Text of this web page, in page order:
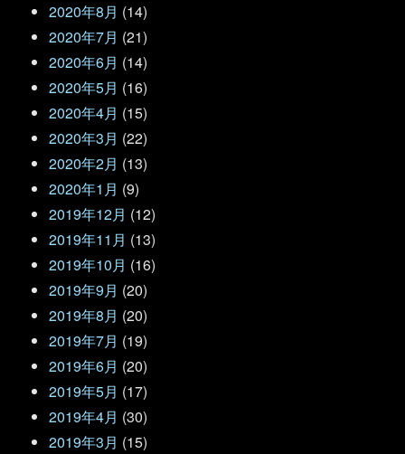
2020年8月 (14)
2020年7月 (21)
2020年6月 (14)
2020年5月 (16)
2020年4月 (15)
2020年3月 (22)
2020年2月 (13)
2020年1月 (9)
2019年12月 (12)
2019年11月 (13)
2019年10月 (16)
2019年9月 (20)
2019年8月 (20)
2019年7月 (19)
2019年6月 (20)
2019年5月 (17)
2019年4月 (30)
2019年3月 (15)